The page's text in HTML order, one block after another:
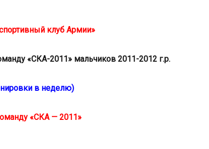
клуб Армии»
«СКА-2011» мальчиков 2011-2012 г.р.
в неделю)
«СКА — 2011»